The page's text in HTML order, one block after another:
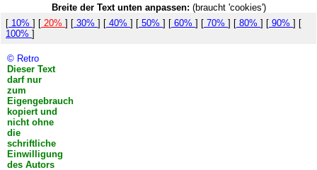
Breite der Text unten anpassen: (braucht 'cookies')
[ 10% ] [ 20% ] [ 30% ] [ 40% ] [ 50% ] [ 60% ] [ 70% ] [ 80% ] [ 90% ] [
100% ]
© Retro
Dieser Text
darf nur
zum
Eigengebrauch
kopiert und
nicht ohne
die
schriftliche
Einwilligung
des Autors